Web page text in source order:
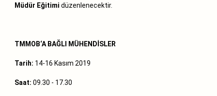
Müdür Eğitimi düzenlenecektir.
TMMOB‘A BAĞLI MÜHENDİSLER
Tarih: 14-16 Kasım 2019
Saat: 09.30 - 17.30